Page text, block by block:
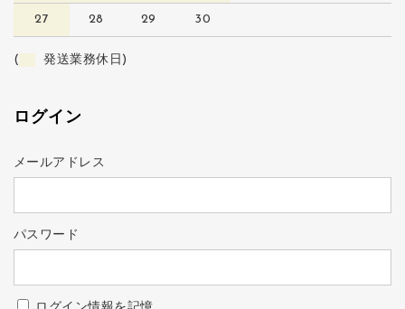
27 28 29 30
( 発送業務休日)
ログイン
メールアドレス
パスワード